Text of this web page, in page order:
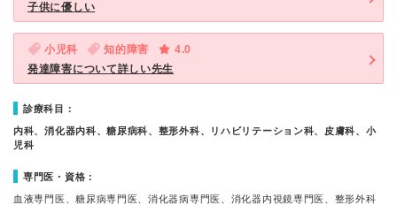
子供に優しい
小児科 知的障害
4.0
発達障害について詳しい先生
診療科目：
内科、消化器内科、糖尿病科、整形外科、リハビリテーション科、皮膚科、小
児科
専門医・資格：
血液専門医、糖尿病専門医、消化器病専門医、消化器内視鏡専門医、整形外科